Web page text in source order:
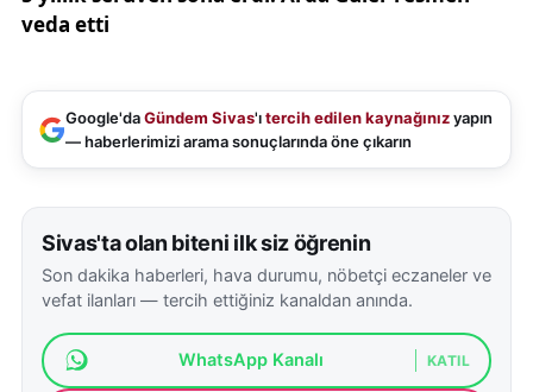
Parti Van Milletvekili Burhan Kayatürk, Van için
YAPILACAK
yerel ve ulusal basın mensuplarıyla iftar
programında bir araya gelen Kayatürk, Van’a yeni
uluslararası havalimanının yapılacağını müjdesini
üzerinde çalıştıklarını belirterek, "Van’ı hak ettiği
Google'daGündem Sivas'ıtercih edilen kaynağınızyapın
— haberlerimizi arama sonuçlarında öne çıkarın
Sivas'ta olan biteni ilk siz öğrenin
Son dakika haberleri, hava durumu, nöbetçi eczaneler ve
vefat ilanları — tercih ettiğiniz kanaldan anında.
WhatsApp Kanalı KATIL